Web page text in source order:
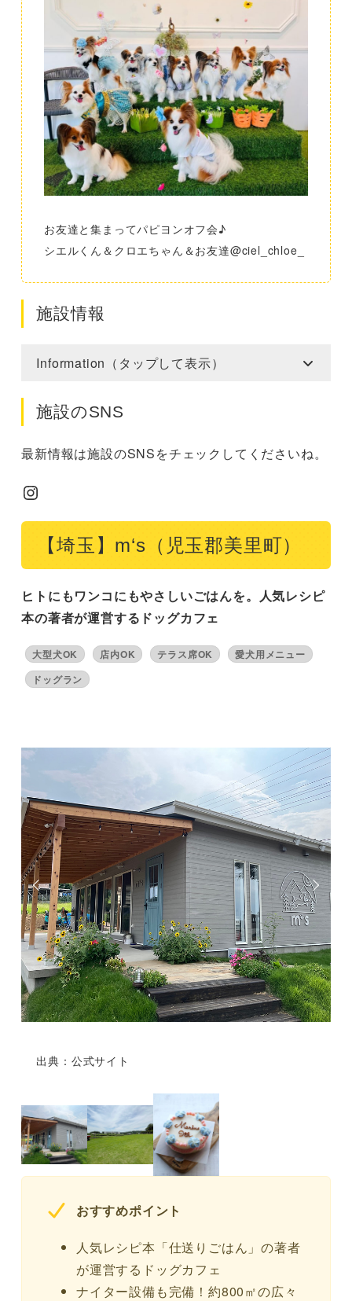
お友達と集まってパピヨンオフ会♪
シエルくん＆クロエちゃん＆お友達@ciel_chloe_
施設情報
Information（タップして表示）
施設のSNS
最新情報は施設のSNSをチェックしてくださいね。
Instagram
【埼玉】m‘s（児玉郡美里町）
ヒトにもワンコにもやさしいごはんを。人気レシピ
本の著者が運営するドッグカフェ
大型犬OK 店内OK テラス席OK
愛犬用メニュー
ドッグラン
出典：公式サイト
おすすめポイント
人気レシピ本「仕送りごはん」の著者
が運営するドッグカフェ
ナイター設備も完備！約800㎡の広々